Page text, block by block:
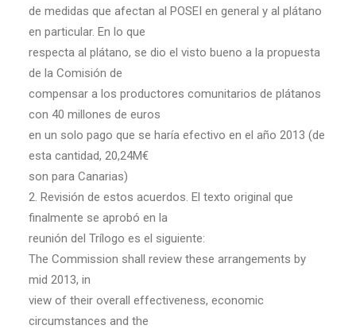
de medidas que afectan al POSEI en general y al plátano
en particular. En lo que
respecta al plátano, se dio el visto bueno a la propuesta
de la Comisión de
compensar a los productores comunitarios de plátanos
con 40 millones de euros
en un solo pago que se haría efectivo en el año 2013 (de
esta cantidad, 20,24M€
son para Canarias)
2. Revisión de estos acuerdos. El texto original que
finalmente se aprobó en la
reunión del Trílogo es el siguiente:
The Commission shall review these arrangements by
mid 2013, in
view of their overall effectiveness, economic
circumstances and the